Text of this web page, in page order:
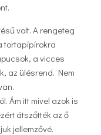
volt. A rengeteg
tortapípírokra
a vicces
az ülésrend. Nem
Ám itt mivel azok is
átszőtték az ő
jellemzővé.